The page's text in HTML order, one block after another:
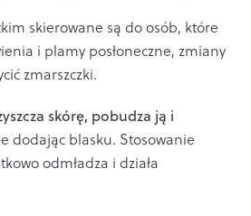
skierowane są do osób, które
i plamy posłoneczne, zmiany
zmarszczki.
skórę, pobudza ją i
dodając blasku. Stosowanie
odmładza i działa